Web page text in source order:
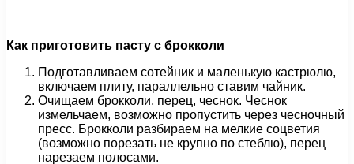
Как приготовить пасту с брокколи
Подготавливаем сотейник и маленькую кастрюлю,
включаем плиту, параллельно ставим чайник.
Очищаем брокколи, перец, чеснок. Чеснок
измельчаем, возможно пропустить через чесночный
пресс. Брокколи разбираем на мелкие соцветия
(возможно порезать не крупно по стеблю), перец
нарезаем полосами.